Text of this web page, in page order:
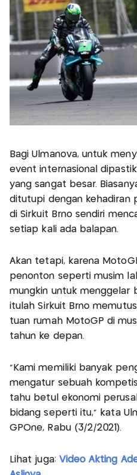
Bagi Ulmanova, untuk
event internasional
yang sangat besar.
ditutupi dengan kehadiran
di Sirkuit Brno sendiri
setiap kali ada balapan.
Akan tetapi, karena
penonton seperti musim
mungkin untuk menggelar
itulah Sirkuit Brno
tuan rumah MotoGP di
tahun ke depan.
“Kami memiliki banyak
mengatur sebuah
tahu betul ekonomi
bidang seperti itu,” kata
GPOne, Rabu (3/2/2021).
Lihat juga: Video Akting